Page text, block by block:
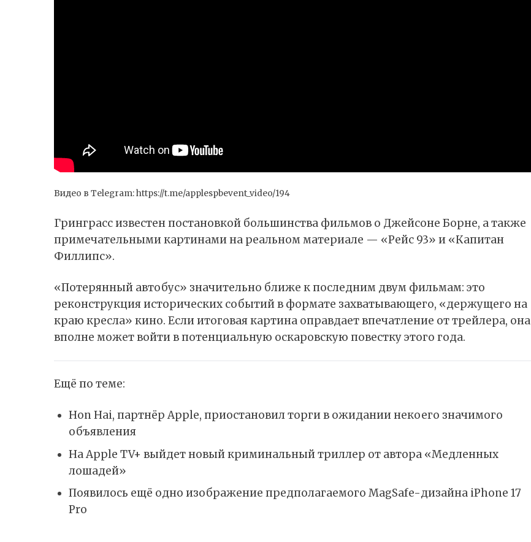
Видео в Telegram:https://t.me/applespbevent_video/194
Гринграсс известен постановкой большинства фильмов о Джейсоне Борне, а также
примечательными картинами на реальном материале — «Рейс 93» и «Капитан
Филлипс».
«Потерянный автобус» значительно ближе к последним двум фильмам: это
реконструкция исторических событий в формате захватывающего, «держущего на
краю кресла» кино. Если итоговая картина оправдает впечатление от трейлера, она
вполне может войти в потенциальную оскаровскую повестку этого года.
Ещё по теме:
Hon Hai, партнёр Apple, приостановил торги в ожидании некоего значимого
объявления
На Apple TV+ выйдет новый криминальный триллер от автора «Медленных
лошадей»
Появилось ещё одно изображение предполагаемого MagSafe-дизайна iPhone 17
Pro